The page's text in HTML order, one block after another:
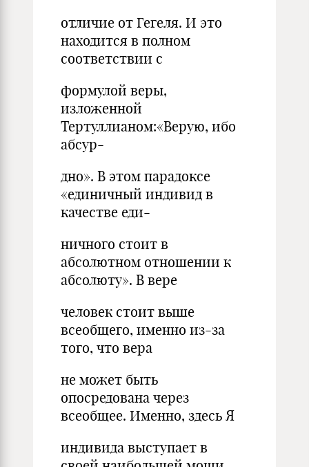
отличие от Гегеля. И это
находится в полном
соответствии с
формулой веры,
изложенной
Тертуллианом:«Верую, ибо
абсур-
дно». В этом парадоксе
«единичный индивид в
качестве еди-
ничного стоит в
абсолютном отношении к
абсолюту». В вере
человек стоит выше
всеобщего, именно из-за
того, что вера
не может быть
опосредована через
всеобщее. Именно, здесь Я
индивида выступает в